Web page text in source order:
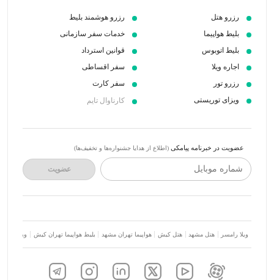
رزرو هتل
بلیط هواپیما
بلیط اتوبوس
اجاره ویلا
رزرو تور
ویزای توریستی
رزرو هوشمند بلیط
خدمات سفر سازمانی
قوانین استرداد
سفر اقساطی
سفر کارت
کارناوال تایم
عضویت در خبرنامه پیامکی (اطلاع از هدایا جشنواره‌ها و تخفیف‌ها)
شماره موبایل عضویت
ویلا رامسر هتل مشهد هتل کیش هواپیما تهران مشهد بلیط هواپیما تهران کیش ویلا شمال